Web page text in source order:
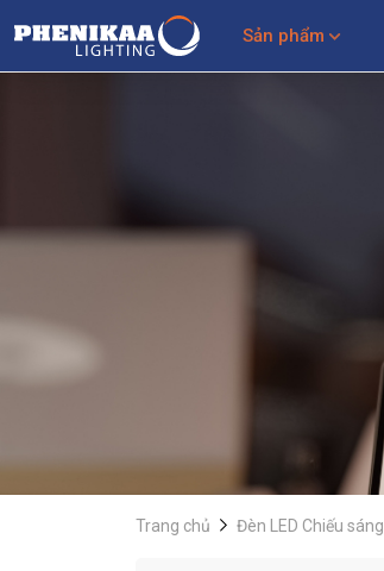
Sản phẩm
Trang chủ Đèn LED Chiếu sáng